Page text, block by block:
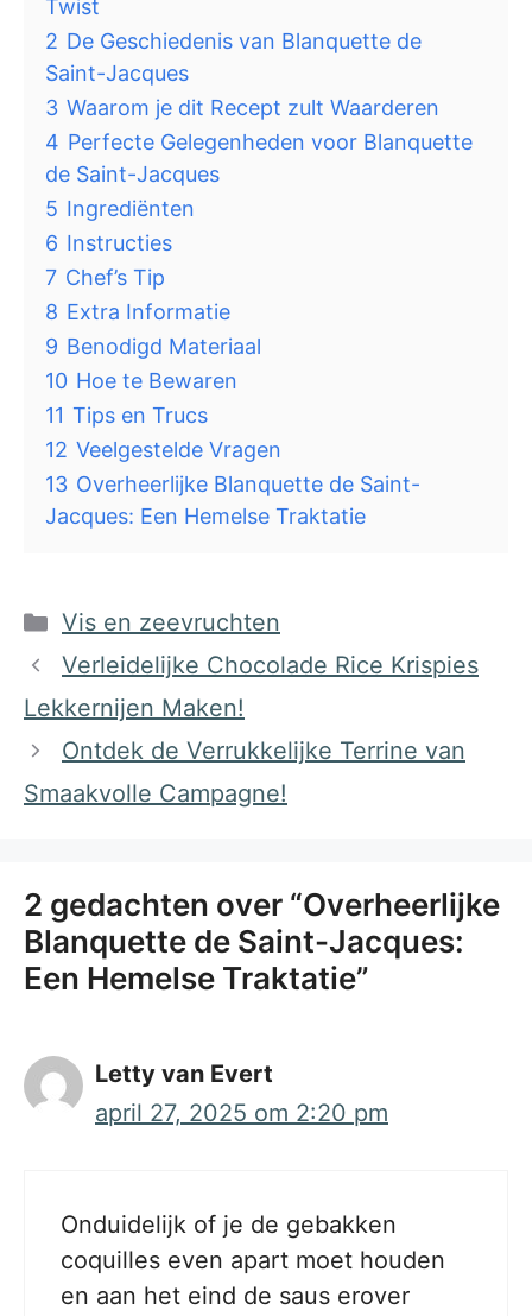
Twist
2 De Geschiedenis van Blanquette de
Saint-Jacques
3 Waarom je dit Recept zult Waarderen
4 Perfecte Gelegenheden voor Blanquette
de Saint-Jacques
5 Ingrediënten
6 Instructies
7 Chef’s Tip
8 Extra Informatie
9 Benodigd Materiaal
10 Hoe te Bewaren
11 Tips en Trucs
12 Veelgestelde Vragen
13 Overheerlijke Blanquette de Saint-
Jacques: Een Hemelse Traktatie
Categorieën
Vis en zeevruchten
Verleidelijke Chocolade Rice Krispies
Lekkernijen Maken!
Ontdek de Verrukkelijke Terrine van
Smaakvolle Campagne!
2 gedachten over “Overheerlijke
Blanquette de Saint-Jacques:
Een Hemelse Traktatie”
Letty van Evert
april 27, 2025 om 2:20 pm
Onduidelijk of je de gebakken
coquilles even apart moet houden
en aan het eind de saus erover